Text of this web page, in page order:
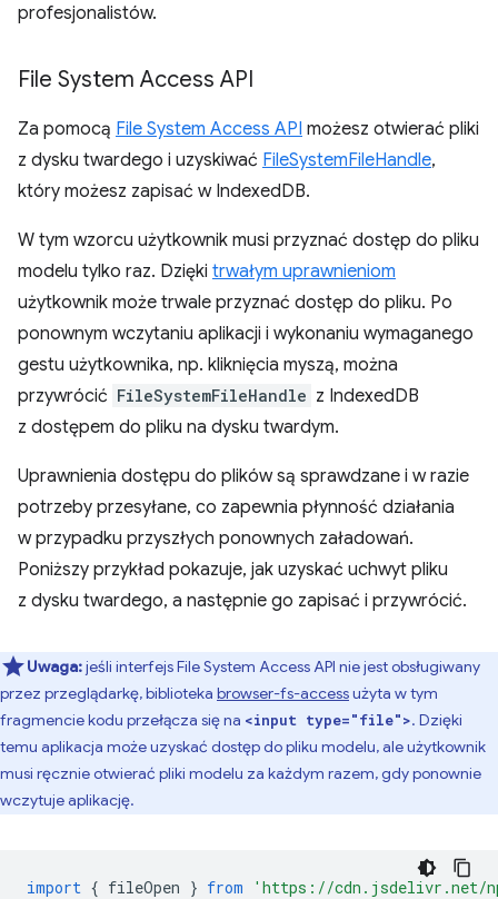
profesjonalistów.
File System Access API
Za pomocą File System Access API możesz otwierać pliki
z dysku twardego i uzyskiwać FileSystemFileHandle,
który możesz zapisać w IndexedDB.
W tym wzorcu użytkownik musi przyznać dostęp do pliku
modelu tylko raz. Dzięki trwałym uprawnieniom
użytkownik może trwale przyznać dostęp do pliku. Po
ponownym wczytaniu aplikacji i wykonaniu wymaganego
gestu użytkownika, np. kliknięcia myszą, można
przywrócić FileSystemFileHandle z IndexedDB
z dostępem do pliku na dysku twardym.
Uprawnienia dostępu do plików są sprawdzane i w razie
potrzeby przesyłane, co zapewnia płynność działania
w przypadku przyszłych ponownych załadowań.
Poniższy przykład pokazuje, jak uzyskać uchwyt pliku
z dysku twardego, a następnie go zapisać i przywrócić.
Uwaga:jeśli interfejs File System Access API nie jest obsługiwany
przez przeglądarkę, biblioteka browser-fs-accessużyta w tym
fragmencie kodu przełącza się na <input type="file">. Dzięki
temu aplikacja może uzyskać dostęp do pliku modelu, ale użytkownik
musi ręcznie otwierać pliki modelu za każdym razem, gdy ponownie
wczytuje aplikację.
import { fileOpen } from 'https://cdn.jsdelivr.net/